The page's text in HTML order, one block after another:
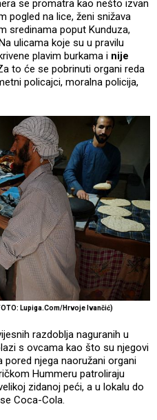
se promatra kao nešto izvan
pogled na lice, ženi snižava
sredinama poput Kunduza,
ulicama koje su u pravilu
plavim burkama i nije
to će se pobrinuti organi reda
policajci, moralna policija,
Lupiga.Com/Hrvoje Ivančić)
razdoblja naguranih u
s ovcama kao što su njegovi
njega naoružani organi
Hummeru patroliraju
zidanoj peći, a u lokalu do
Coca-Cola.